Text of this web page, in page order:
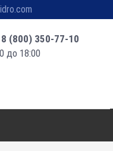
8 (800) 350-77-10
до 18:00